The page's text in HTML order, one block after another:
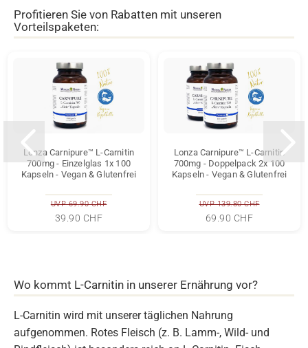
Profitieren Sie von Rabatten mit unseren
Vorteilspaketen:
Lonza Carnipure™ L-Carnitin
700mg - Einzelglas 1x 100
Kapseln - Vegan & Glutenfrei
UVP 69.90 CHF
39.90 CHF
Lonza Carnipure™ L-Carnitin
700mg - Doppelpack 2x 100
Kapseln - Vegan & Glutenfrei
UVP 139.80 CHF
69.90 CHF
Wo kommt L-Carnitin in unserer Ernährung vor?
L-Carnitin wird mit unserer täglichen Nahrung
aufgenommen. Rotes Fleisch (z. B. Lamm-, Wild- und